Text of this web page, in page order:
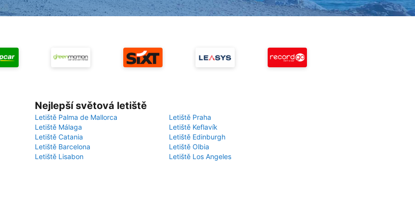
Nejlepší světová letiště
Letiště Palma de Mallorca
Letiště Praha
Letiště Málaga
Letiště Keflavík
Letiště Catania
Letiště Edinburgh
Letiště Barcelona
Letiště Olbia
Letiště Lisabon
Letiště Los Angeles